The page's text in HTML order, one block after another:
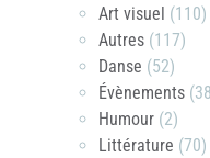
Art visuel (110)
Autres (117)
Danse (52)
Évènements
Humour (2)
Littérature (70)